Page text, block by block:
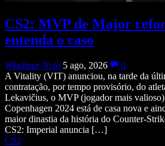
CS2: MVP de Major
entenda o caso
Wladimir Neto 5 ago, 2026
0
A Vitality (VIT) anunciou, na tarde da
contratação, por tempo provisório, do
Lekavičius, o MVP (jogador mais
Copenhagen 2024 está de casa nova e
maior dinastia da história do Counter-
CS2: Imperial anuncia […]
CS2